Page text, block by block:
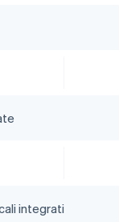
integrati